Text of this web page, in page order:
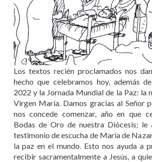
Los textos recién proclamados nos
hecho que celebramos hoy, además
2022 y la Jornada Mundial de la Paz: la
Virgen María. Damos gracias al Señor
nos concede comenzar, año en que
Bodas de Oro de nuestra Diócesis; le
testimonio de escucha de María de
la paz en el mundo. Esto nos ayuda a
recibir sacramentalmente a Jesús, a